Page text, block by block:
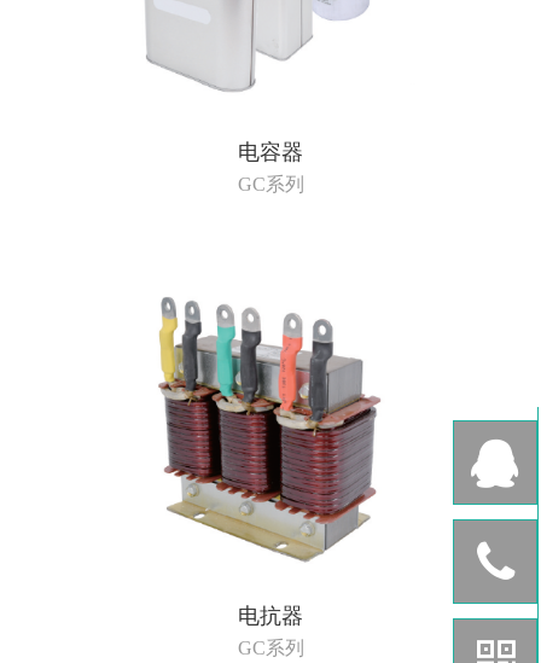
电容器
GC系列
电抗器
GC系列